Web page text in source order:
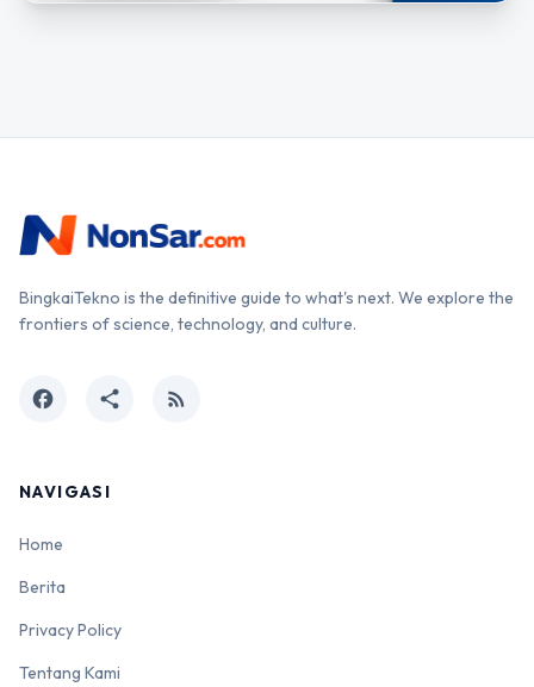
BingkaiTekno is the definitive guide to what's next. We explore the
frontiers of science, technology, and culture.
facebook share rss_feed
NAVIGASI
Home
Berita
Privacy Policy
Tentang Kami